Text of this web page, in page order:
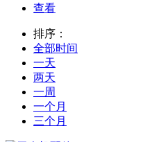
查看
排序：
全部时间
一天
两天
一周
一个月
三个月